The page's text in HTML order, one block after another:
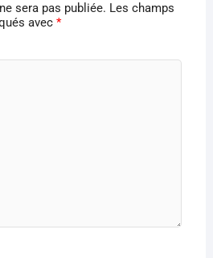
sera pas publiée. Les champs
avec *